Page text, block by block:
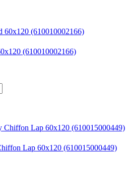
(610010002166)
Lap 60x120 (610015000449)